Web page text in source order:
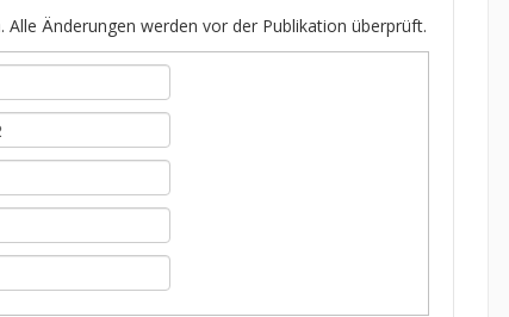
Änderungen werden vor der Publikation überprüft.